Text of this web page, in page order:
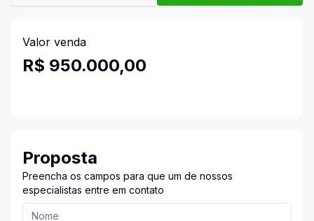
Valor venda
R$ 950.000,00
Proposta
Preencha os campos para que um de nossos
especialistas entre em contato